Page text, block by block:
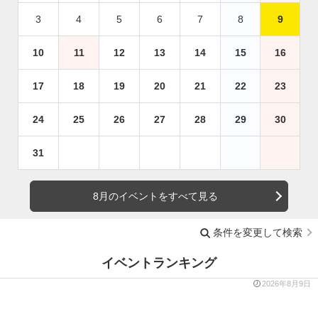
3 4 5 6 7 8 9
10 11 12 13 14 15 16
17 18 19 20 21 22 23
24 25 26 27 28 29 30
31
8月のイベントをすべて見る
条件を変更して検索
イベントランキング
2026年8月9日